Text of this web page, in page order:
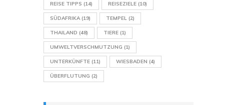
REISE TIPPS (14) REISEZIELE (10)
SÜDAFRIKA(19) TEMPEL (2)
THAILAND (48) TIERE (1)
UMWELTVERSCHMUTZUNG (1)
UNTERKÜNFTE (11) WIESBADEN (4)
ÜBERFLUTUNG (2)